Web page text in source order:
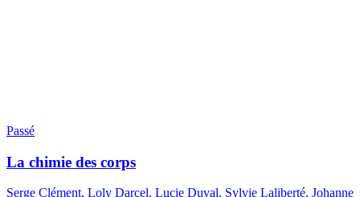
Passé
La chimie des corps
Serge Clément, Loly Darcel, Lucie Duval, Sylvie Laliberté, Johanne